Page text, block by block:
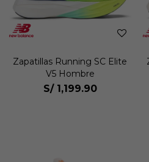
Zapatillas Running SC Elite
V5 Hombre
S/ 1,199.90